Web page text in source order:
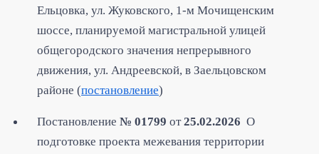
Ельцовка, ул. Жуковского, 1-м Мочищенским
шоссе, планируемой магистральной улицей
общегородского значения непрерывного
движения, ул. Андреевской, в Заельцовском
районе (постановление)
Постановление № 01799 от25.02.2026 О
подготовке проекта межевания территории